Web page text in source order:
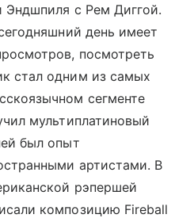
Эндшпиля с Рем Диггой.
день имеет
посмотреть
стал одним из самых
сегменте
мультиплатиновый
был опыт
артистами. В
рэпершей
композицию Fireball